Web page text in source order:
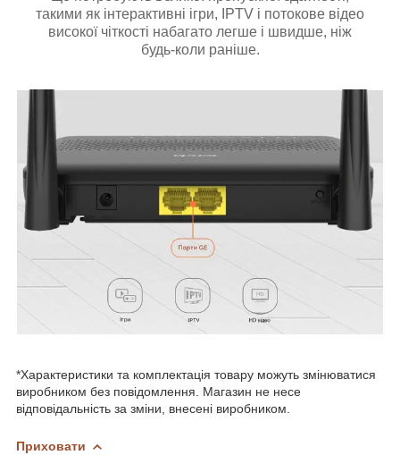
такими як інтерактивні ігри, IPTV і потокове відео
високої чіткості набагато легше і швидше, ніж
будь-коли раніше.
*Характеристики та комплектація товару можуть змінюватися
виробником без повідомлення. Магазин не несе
відповідальність за зміни, внесені виробником.
Приховати